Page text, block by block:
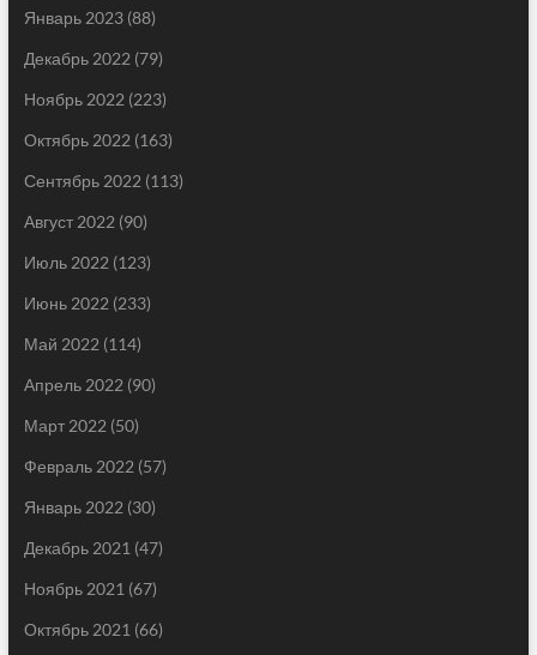
Январь 2023(88)
Декабрь 2022 (79)
Ноябрь 2022 (223)
Октябрь 2022 (163)
Сентябрь 2022 (113)
Август 2022 (90)
Июль 2022 (123)
Июнь 2022 (233)
Май 2022 (114)
Апрель 2022 (90)
Март 2022 (50)
Февраль 2022 (57)
Январь 2022 (30)
Декабрь 2021 (47)
Ноябрь 2021 (67)
Октябрь 2021 (66)